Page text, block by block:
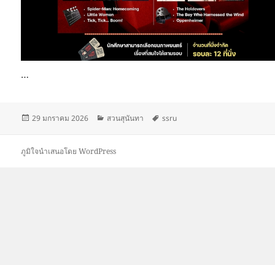
…
เขียน
29 มกราคม 2026
หมวด
สวนสุนันทา
ป้าย
ssru
ภูมิใจนำเสนอโดย WordPress